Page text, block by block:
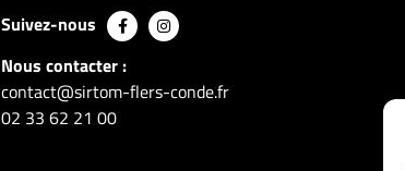
Suivez-nous
Nous contacter :
contact@sirtom-flers-conde.fr
02 33 62 21 00